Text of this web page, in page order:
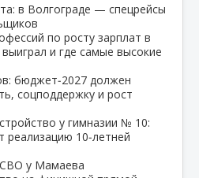
в Волгограде — спецрейсы
по росту зарплат в
и где самые высокие
бюджет‑2027 должен
соцподдержку и рост
у гимназии № 10:
реализацию 10‑летней
у Мамаева